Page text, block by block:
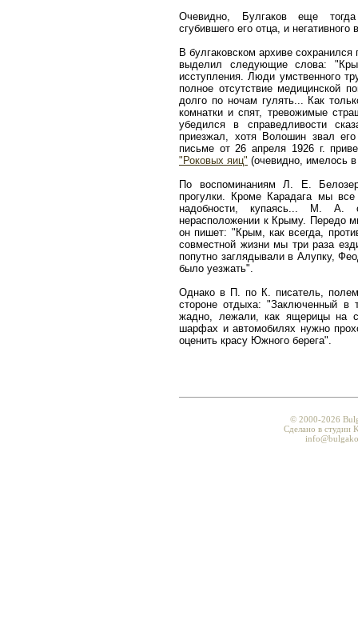
Очевидно, Булгаков еще тогда
сгубившего его отца, и
В булгаковском архиве
выделил следующие слова:
исступления. Люди умственного
полное отсутствие
долго по ночам гулять... Как
комнатки и спят, тревожимые
убедился в справедливости
приезжал, хотя Волошин звал
письме от 26 апреля 1926 г.
"Роковых яиц" (очевидно, имелось
По воспоминаниям Л. Е.
прогулки. Кроме Карадага мы
надобности, купаясь... М. А.
нерасположении к Крыму. Передо
он пишет: "Крым, как всегда,
совместной жизни мы три раза
попутно заглядывали в Алупку,
было уезжать".
Однако в П. по К. писатель,
стороне отдыха: "Заключенный в
жадно, лежали, как ящерицы на
шарфах и автомобилях нужно
оценить красу Южного берега".
© 2000-2026
Сделано в студии